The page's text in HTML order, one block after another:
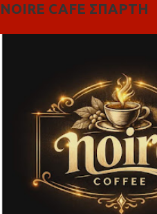
NOIRE CAFE ΣΠΑΡΤΗ